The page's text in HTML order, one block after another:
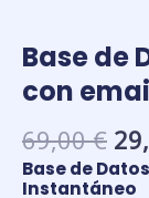
Base de
con
69,00€ El
Base de
Instantáneo